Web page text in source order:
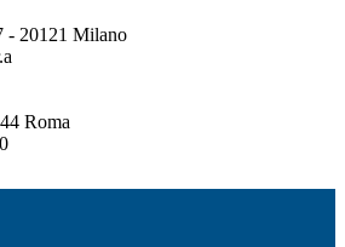
- 20121 Milano
Roma